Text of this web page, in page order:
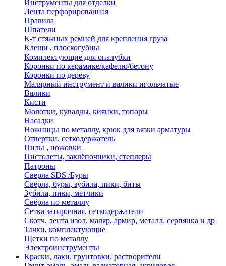
Инструменты для отделки
Лента перфорированная
Правила
Шпатели
К-т стяжных ремней для крепления груза
Клещи , плоскогубцы
Комплектующие для опалубки
Коронки по керамике/кафелю/бетону
Коронки по дереву
Малярный инструмент и валики игольчатые
Валики
Кисти
Молотки, кувалды, киянки, топоры
Насадки
Ножницы по металлу, крюк для вязки арматуры
Отвертки, сеткодержатель
Пилы , ножовки
Пистолеты, заклёпочники, степлеры
Патроны
Сверла SDS /Буры
Свёрла, буры, зубила, пики, биты
Зубила, пики, метчики
Свёрла по металлу
Сетка затирочная, сеткодержатели
Скотч, лента изол, маляр, армир, металл, серпянка и др
Тачки, комплектующие
Щетки по металлу
Электроинструменты
Краски, лаки, грунтовки, растворители